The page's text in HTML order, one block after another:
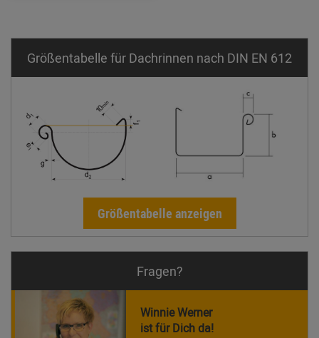
Größentabelle für Dachrinnen nach DIN EN 612
Größentabelle anzeigen
Fragen?
Winnie Werner
ist für Dich da!